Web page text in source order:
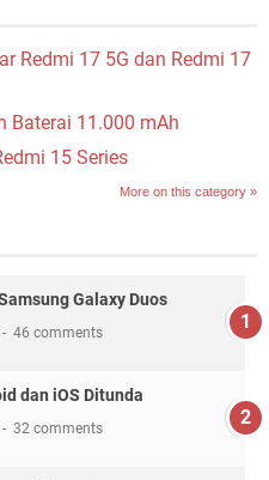
Redmi 17 5G dan Redmi 17
Baterai 11.000 mAh
15 Series
More on this category »
Galaxy Duos
46 comments
dan iOS Ditunda
32 comments